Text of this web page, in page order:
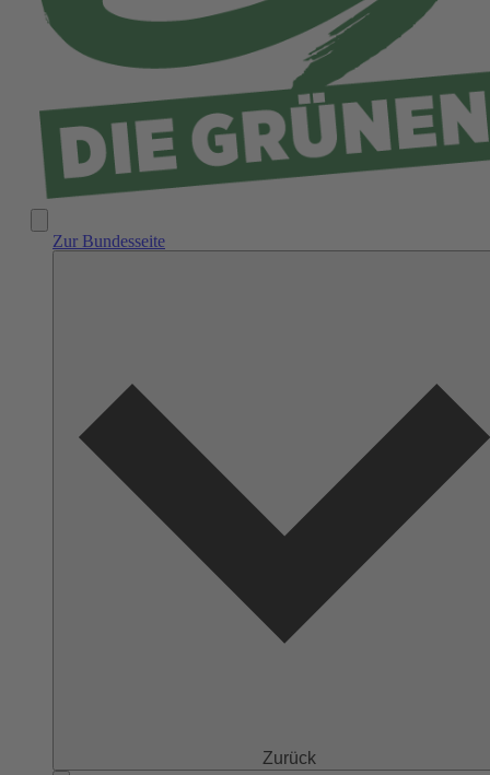
Zur Bundesseite
Zurück